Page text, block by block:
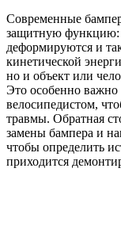
Современные
защитную функцию:
деформируются и
кинетической
но и объект или
Это особенно важно
велосипедистом,
травмы. Обратная
замены бампера и
чтобы определить
приходится